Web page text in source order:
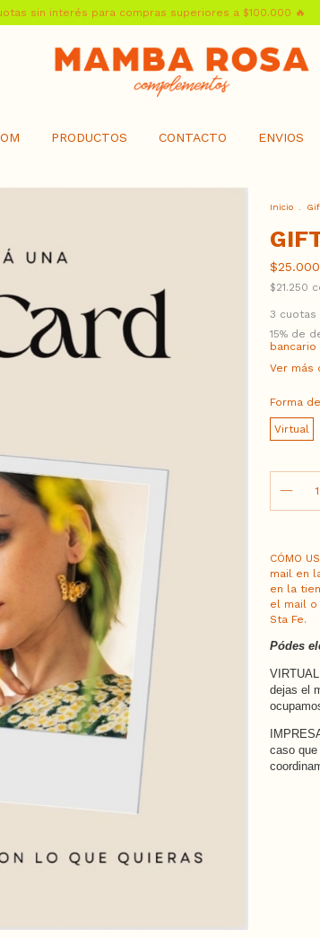
interés para compras superiores a $100.000 🔥 🔥
PRODUCTOS CONTACTO ENVIOS
Inicio
$25.000
$21.250
3 cuotas
15% de
bancario
Ver más
Forma
Virtual
CÓMO
mail en
en la
el mail o
Sta Fe.
Pódes
dejas el
caso